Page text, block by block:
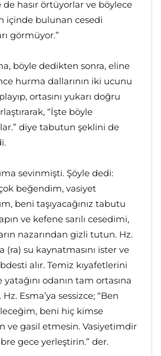
de hasır örtüyorlar ve böylece
içinde bulunan cesedi
görmüyor.”
böyle dedikten sonra, eline
hurma dallarının iki ucunu
ortasını yukarı doğru
“İşte böyle
diye tabutun şeklini de
sevinmişti. Şöyle dedi:
beğendim, vasiyet
beni taşıyacağınız tabutu
ve kefene sarılı cesedimi,
nazarından gizli tutun. Hz.
(ra) su kaynatmasını ister ve
alır. Temiz kıyafetlerini
yatağını odanın tam ortasına
Hz. Esma’ya sessizce; “Ben
beni hiç kimse
ve gasil etmesin. Vasiyetimdir
gece yerleştirin.” der.